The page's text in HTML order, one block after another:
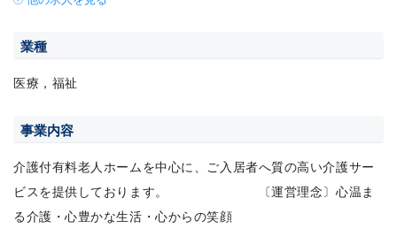
業種
医療，福祉
事業内容
介護付有料老人ホームを中心に、ご入居者へ質の高い介護サー
ビスを提供しております。 〔運営理念〕心温ま
る介護・心豊かな生活・心からの笑顔